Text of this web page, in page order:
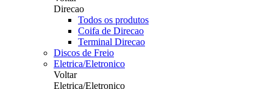
Direcao
Todos os produtos
Coifa de Direcao
Terminal Direcao
Discos de Freio
Eletrica/Eletronico
Voltar
Eletrica/Eletronico